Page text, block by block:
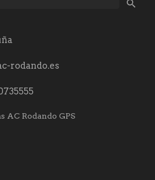
rodando.es
AC Rodando GPS